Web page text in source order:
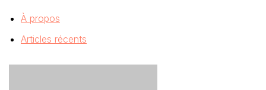
À propos
Articles récents